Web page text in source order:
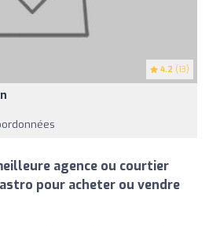
4.2 (13)
agence ou courtier
pour acheter ou vendre